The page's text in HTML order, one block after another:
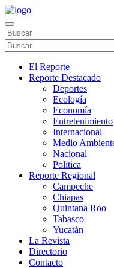
El Reporte
Reporte Destacado
Deportes
Ecología
Economía
Entretenimiento
Internacional
Medio
Nacional
Política
Reporte Regional
Campeche
Chiapas
Quintana Roo
Tabasco
Yucatán
La Revista
Directorio
Contacto